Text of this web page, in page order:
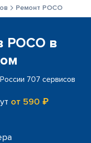
Ремонт POCO
в
707 сервисов
от 590 ₽